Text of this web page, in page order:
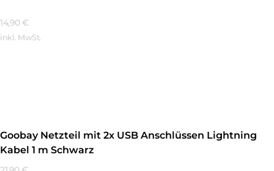
14,90 €
inkl. MwSt.
Goobay Netzteil mit 2x USB Anschlüssen Lightning
Kabel 1 m Schwarz